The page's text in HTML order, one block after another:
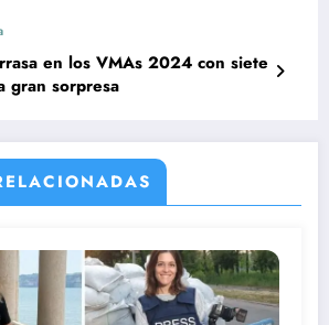
en los VMAs 2024 con siete
gran sorpresa